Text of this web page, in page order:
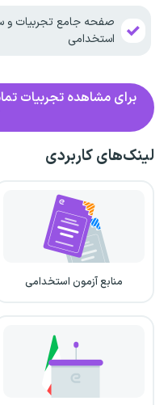
صفحه جامع تجربیات و
استخدامی
برای مشاهده تجربیات
لینک‌های کاربردی
منابع آزمون استخدامی